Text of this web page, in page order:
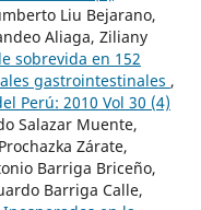
Liu Bejarano,
Aliaga, Ziliany
sobrevida en 152
gastrointestinales ,
Perú: 2010 Vol 30 (4)
Salazar Muente,
Zárate,
Barriga Briceño,
Barriga Calle,